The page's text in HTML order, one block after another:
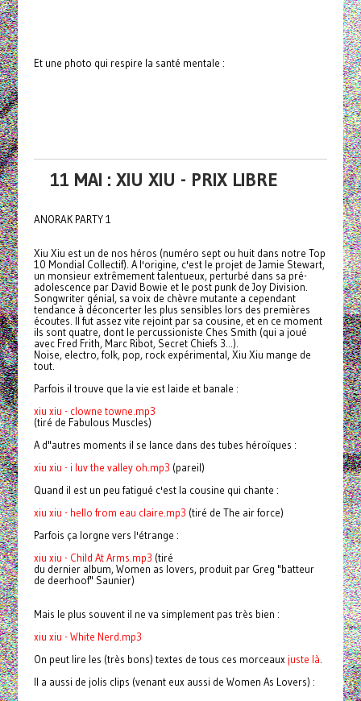
Et une photo qui respire la santé mentale :
11 MAI : XIU XIU - PRIX LIBRE
ANORAK PARTY 1
Xiu Xiu est un de nos héros (numéro sept ou huit dans notre Top
10 Mondial Collectif). A l'origine, c'est le projet de Jamie Stewart,
un monsieur extrêmement talentueux, perturbé dans sa pré-
adolescence par David Bowie et le post punk de Joy Division.
Songwriter génial, sa voix de chèvre mutante a cependant
tendance à déconcerter les plus sensibles lors des premières
écoutes. Il fut assez vite rejoint par sa cousine, et en ce moment
ils sont quatre, dont le percussioniste Ches Smith (qui a joué
avec Fred Frith, Marc Ribot, Secret Chiefs 3...).
Noise, electro, folk, pop, rock expérimental, Xiu Xiu mange de
tout.
Parfois il trouve que la vie est laide et banale :
xiu xiu - clowne towne.mp3
(tiré de Fabulous Muscles)
A d"autres moments il se lance dans des tubes héroïques :
xiu xiu - i luv the valley oh.mp3 (pareil)
Quand il est un peu fatigué c'est la cousine qui chante :
xiu xiu - hello from eau claire.mp3 (tiré de The air force)
Parfois ça lorgne vers l'étrange :
xiu xiu - Child At Arms.mp3 (tiré
du dernier album, Women as lovers, produit par Greg "batteur
de deerhoof" Saunier)
Mais le plus souvent il ne va simplement pas très bien :
xiu xiu - White Nerd.mp3
On peut lire les (très bons) textes de tous ces morceaux juste là
Il a aussi de jolis clips (venant eux aussi de Women As Lovers) :